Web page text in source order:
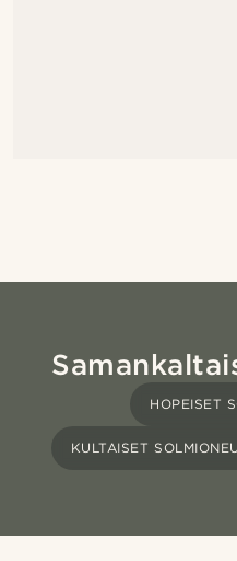
HOPEISET
KULTAISET